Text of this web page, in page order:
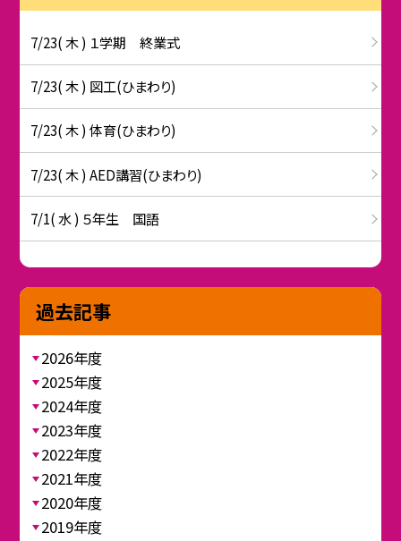
7/23( 木 ) １学期 終業式
7/23( 木 ) 図工(ひまわり)
7/23( 木 ) 体育(ひまわり)
7/23( 木 ) AED講習(ひまわり)
7/1( 水 ) ５年生 国語
過去記事
2026年度
2025年度
2024年度
2023年度
2022年度
2021年度
2020年度
2019年度